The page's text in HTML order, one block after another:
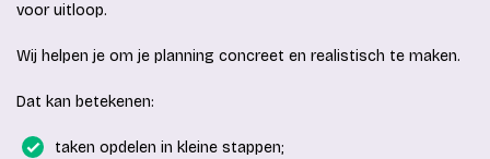
voor uitloop.
Wij helpen je om je planning concreet en realistisch te maken.
Dat kan betekenen:
taken opdelen in kleine stappen;